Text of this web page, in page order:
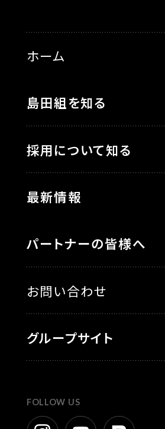
ホーム
島田組を知る
採用について知る
最新情報
パートナーの皆様へ
お問い合わせ
グループサイト
FOLLOW US